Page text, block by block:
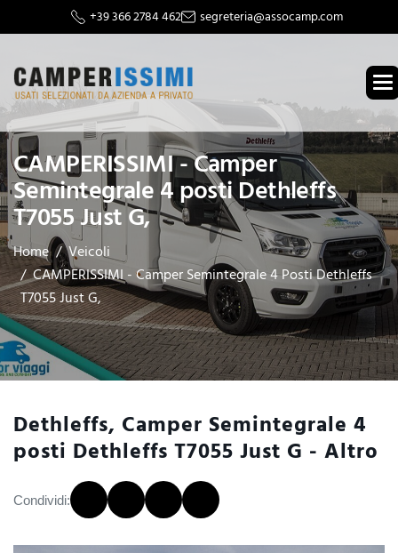
+39 366 2784 462 segreteria@assocamp.com
CAMPERISSIMI - Camper
Semintegrale 4 posti Dethleffs
T7055 Just G,
Home
Veicoli
CAMPERISSIMI - Camper Semintegrale 4 Posti Dethleffs
T7055 Just G,
Dethleffs, Camper Semintegrale 4
posti Dethleffs T7055 Just G - Altro
Condividi: